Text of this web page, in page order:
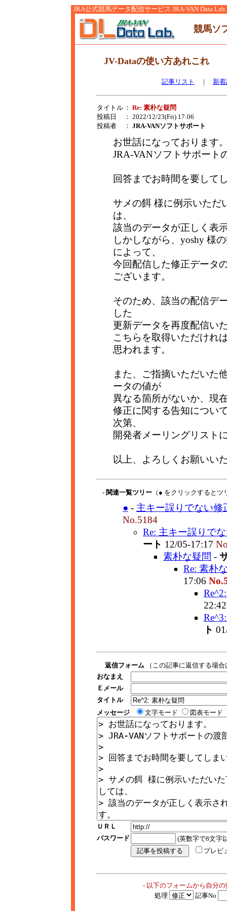
JRA公式競馬データ配信サービス JRA-VAN Data Lab.
競馬ソ
JV-Dataの使い方あれこれ
記事リスト | 新
タイトル ： Re: 素朴な疑問
投稿日
： 2022/12/23(Fri) 17:06
投稿者
： JRA-VANソフトサポート
お世話になっております
JRA-VANソフトサポート
回答までお時間を要して
サメの餌 様に例示いただ
は、
該当のデータが正しく表
しかしながら、yoshy 様
によって、
今回配信した修正データ
ございます。
そのため、該当の配信デ
した
更新データを再度配信い
こちらを取得いただけれ
思われます。
また、ご指摘いただいた
ータの値が
異なる箇所がないか、現
修正に関する告知につい
次第、
開発者メーリングリスト
以上、よろしくお願いい
- 関連一覧ツリー （● をクリックすると
● - 主キー誤りでない修
No.5184
Re: 主キー誤りで
ート 12/05-17:17
素朴な疑問 -
Re: 素朴
17:06
ト
返信フォーム （この記事に返信する場
おなまえ
Ｅメール
タイトル
メッセージ
文字モード 図表モード
ＵＲＬ
パスワード
(英数字で8文字
プレビ
- 以下のフォームから自分
処理
記事No